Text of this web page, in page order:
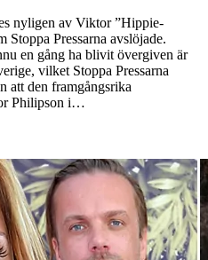
nyligen av Viktor ”Hippie-
Pressarna avslöjade.
en gång ha blivit övergiven är
vilket Stoppa Pressarna
att den framgångsrika
Philipson i…